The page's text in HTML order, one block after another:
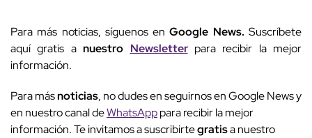
Para más noticias, síguenos en Google News.Suscríbete
aquí gratis anuestro Newsletterpara recibir la mejor
información.
Para másnoticias, no dudes en seguirnos en Google News y
en nuestro canal deWhatsApppara recibir la mejor
información. Te invitamos a suscribirtegratisa nuestro